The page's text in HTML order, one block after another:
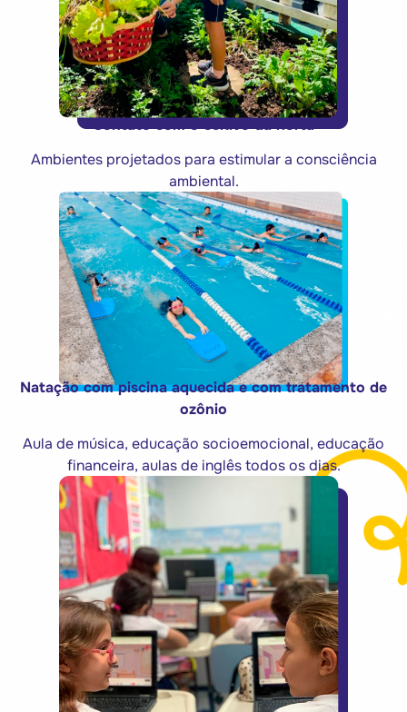
Contato com o cultivo da horta
Ambientes projetados para estimular a consciência
ambiental.
Natação com piscina aquecida e com tratamento de
ozônio
Aula de música, educação socioemocional, educação
financeira, aulas de inglês todos os dias.